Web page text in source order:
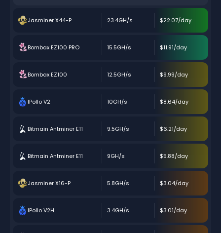
Jasminer X44-P 23.4GH/s $22.07/day
Bombax EZ100 PRO 15.5GH/s $11.91/day
Bombax EZ100 12.5GH/s $9.99/day
IPollo V2 10GH/s $8.64/day
Bitmain Antminer E11 9.5GH/s $6.21/day
Bitmain Antminer E11 9GH/s $5.88/day
Jasminer X16-P 5.8GH/s $3.04/day
IPollo V2H 3.4GH/s $3.01/day